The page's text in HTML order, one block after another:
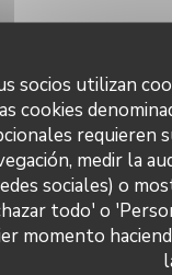
socios utilizan
cookies
requieren
medir la
sociales) o
todo' o
momento
chaleureuse par le
souris
si vous n'avez plus